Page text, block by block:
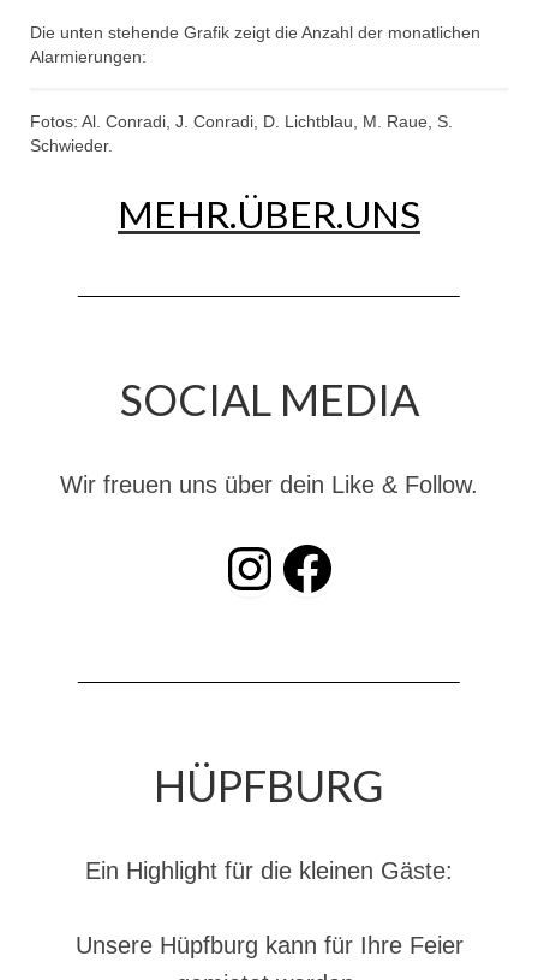
Die unten stehende Grafik zeigt die Anzahl der monatlichen
Alarmierungen:
Fotos: Al. Conradi, J. Conradi, D. Lichtblau, M. Raue, S.
Schwieder.
MEHR.ÜBER.UNS
SOCIAL MEDIA
Wir freuen uns über dein Like & Follow.
INSTAGRAM Facebook
HÜPFBURG
Ein Highlight für die kleinen Gäste:
Unsere Hüpfburg kann für Ihre Feier